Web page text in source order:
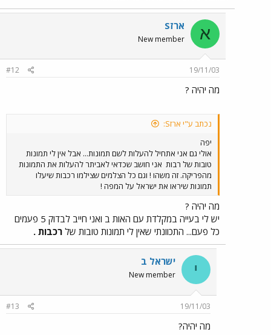
א ארזS
New member
19/11/03
#12
מה יהיה ?
נכתב ע"י ארזS:
יפה
אולי גם אני אתחיל להעלות לשם תמונות... אבל אין לי תמונות
טובות של רבות אני חושב שכדאי לאביתר להעלות את התמונות
מהפריקה. זה משהו ! וגם כל הצלמים שצילמו רכבות שיעלו
תמונות שיראו את ישראל על המפה !
מה יהיה ?
יש לי בעייה במקלדת עם האות ב ואני חייב לבדוק 5 פעמים
כל פעם... התכוונתי שאין לי תמונות טובות של רכבות .
י ישראל ב
New member
19/11/03
#13
מה יהיה?